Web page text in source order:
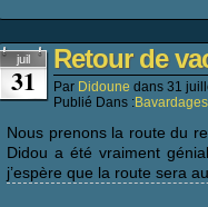
juil
31
Retour de
Par Didoune dans 31
Publié Dans :
Nous prenons la route du
Didou a été vraiment
j’espère que la route sera